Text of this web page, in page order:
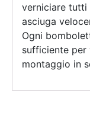
verniciare tutti
asciuga
Ogni
sufficiente
montaggio in